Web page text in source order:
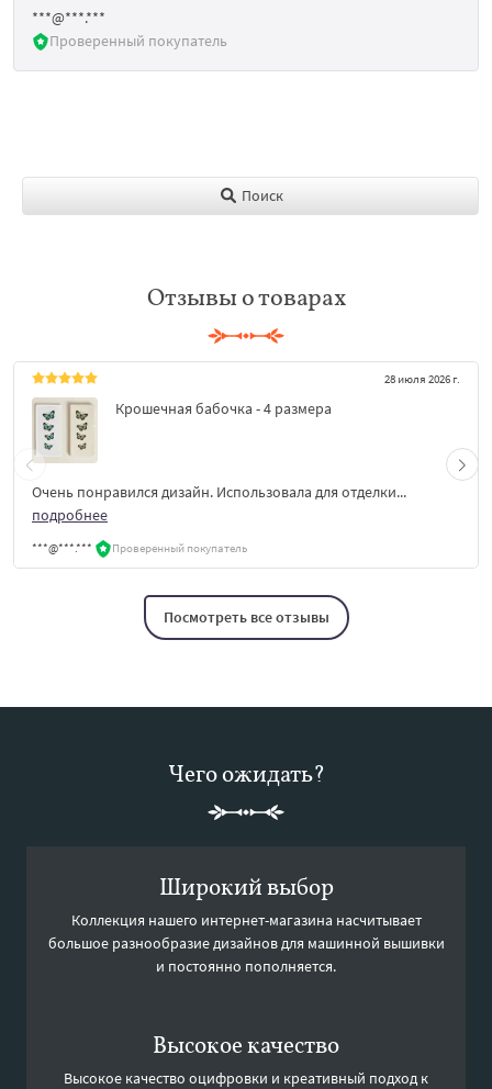
***@***.***
Проверенный покупатель
Поиск
Отзывы о товарах
28 июля 2026 г.
Крошечная бабочка - 4 размера
Очень понравился дизайн. Использовала для отделки...
подробнее
***@***.*** Проверенный покупатель
Посмотреть все отзывы
Чего ожидать?
Широкий выбор
Коллекция нашего интернет-магазина насчитывает
большое разнообразие дизайнов для машинной вышивки
и постоянно пополняется.
Высокое качество
Высокое качество оцифровки и креативный подход к